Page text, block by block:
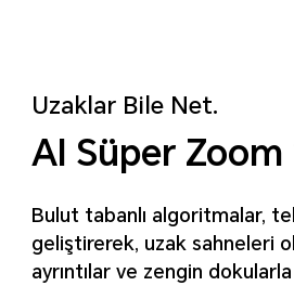
Uzaklar Bile Net.
AI Süper Zoom
Bulut tabanlı algoritmalar,
geliştirerek, uzak sahneleri
ayrıntılar ve zengin